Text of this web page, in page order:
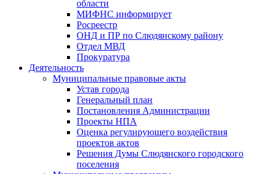
области
МИФНС информирует
Росреестр
ОНД и ПР по Слюдянскому району
Отдел МВД
Прокуратура
Деятельность
Муниципальные правовые акты
Устав города
Генеральный план
Постановления Администрации
Проекты НПА
Оценка регулирующего воздействия
проектов актов
Решения Думы Слюдянского городского
поселения